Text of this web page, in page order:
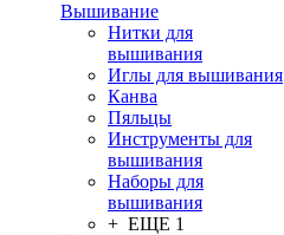
Вышивание
Нитки для
вышивания
Иглы для вышивания
Канва
Пяльцы
Инструменты для
вышивания
Наборы для
вышивания
+ ЕЩЕ 1